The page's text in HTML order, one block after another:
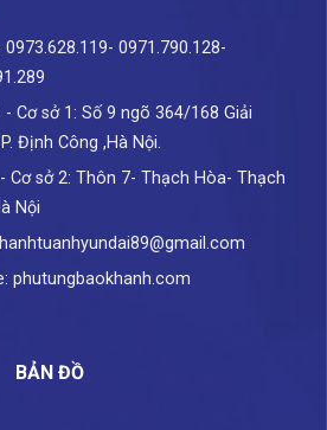
0973.628.119- 0971.790.128-
Cơ sở 1: Số 9 ngõ 364/168 Giải
Định Công ,Hà Nội.
- Cơ sở 2: Thôn 7- Thạch Hòa- Thạch
Nội
phutungbaokhanh.com
BẢN ĐỒ